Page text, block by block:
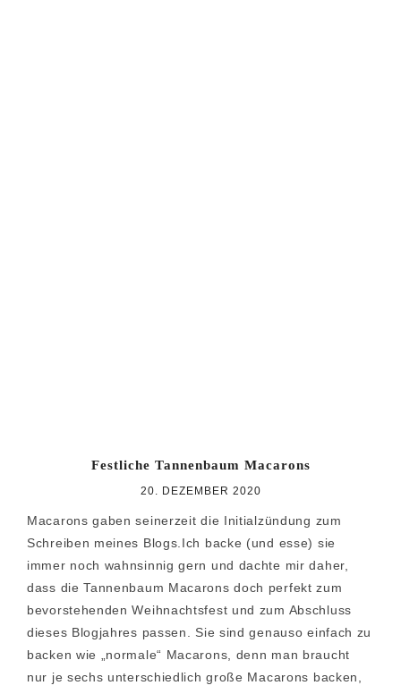
Festliche Tannenbaum Macarons
20. DEZEMBER 2020
Macarons gaben seinerzeit die Initialzündung zum
Schreiben meines Blogs.Ich backe (und esse) sie
immer noch wahnsinnig gern und dachte mir daher,
dass die Tannenbaum Macarons doch perfekt zum
bevorstehenden Weihnachtsfest und zum Abschluss
dieses Blogjahres passen. Sie sind genauso einfach zu
backen wie „normale“ Macarons, denn man braucht
nur je sechs unterschiedlich große Macarons backen,